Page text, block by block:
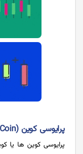
پرایوسی کوین (Privacy Coin) چیست؟
پرایوسی کوین ‌ها یا